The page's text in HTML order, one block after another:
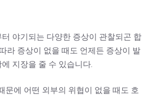
야기되는 다양한 증상이 관찰되곤 합
라 증상이 없을 때도 언제든 증상이 발
지장을 줄 수 있습니다.
문에 어떤 외부의 위협이 없을 때도 호